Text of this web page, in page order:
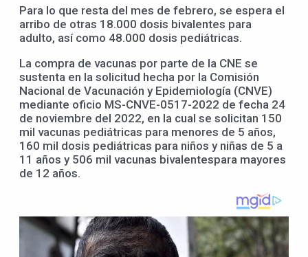
Para lo que resta del mes de febrero, se espera el
arribo de otras 18.000 dosis bivalentes para
adulto, así como 48.000 dosis pediátricas.
La compra de vacunas por parte de la CNE se
sustenta en la solicitud hecha por la Comisión
Nacional de Vacunación y Epidemiología (CNVE)
mediante oficio MS-CNVE-0517-2022 de fecha 24
de noviembre del 2022, en la cual se solicitan 150
mil vacunas pediátricas para menores de 5 años,
160 mil dosis pediátricas para niños y niñas de 5 a
11 años y 506 mil vacunas bivalentespara mayores
de 12 años.